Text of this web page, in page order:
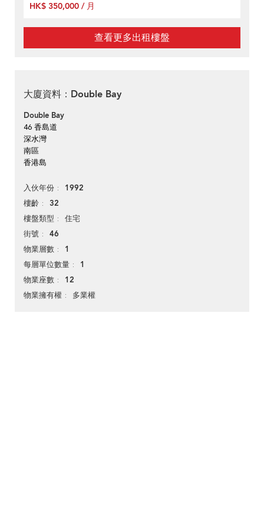
HK$ 350,000 / 月
查看更多出租樓盤
大廈資料：Double Bay
Double Bay
46 香島道
深水灣
南區
香港島
入伙年份 1992
樓齡 32
樓盤類型 住宅
街號 46
物業層數 1
每層單位數量 1
物業座數 12
物業擁有權 多業權